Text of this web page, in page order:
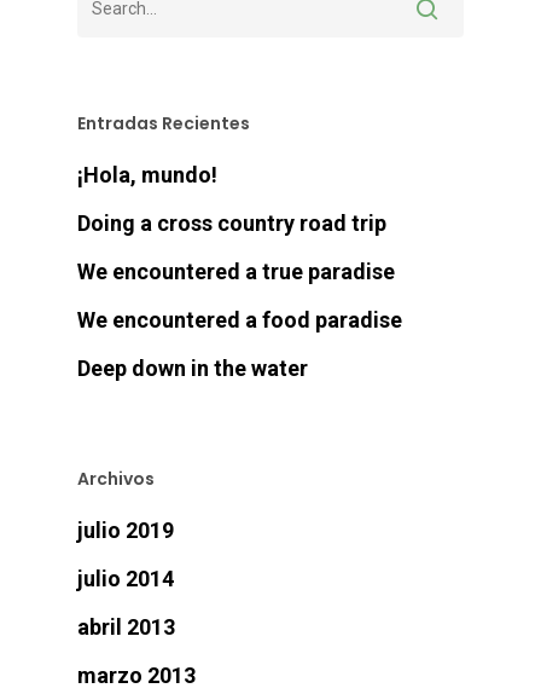
Entradas Recientes
¡Hola, mundo!
Doing a cross country road trip
We encountered a true paradise
We encountered a food paradise
Deep down in the water
Archivos
julio 2019
julio 2014
abril 2013
marzo 2013